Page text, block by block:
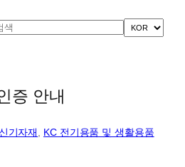
증 안내
기자재 KC 전기용품 및 생활용품